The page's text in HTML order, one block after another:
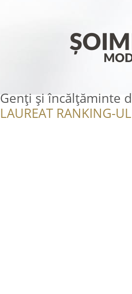
Genți și încălțăminte
LAUREAT RANKING-